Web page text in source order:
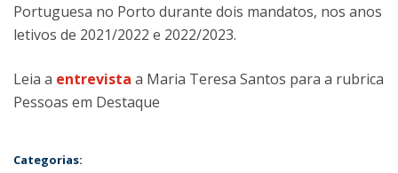
Portuguesa no Porto durante dois mandatos, nos anos
letivos de 2021/2022 e 2022/2023.
Leia a entrevista a Maria Teresa Santos para a rubrica
Pessoas em Destaque
Categorias: